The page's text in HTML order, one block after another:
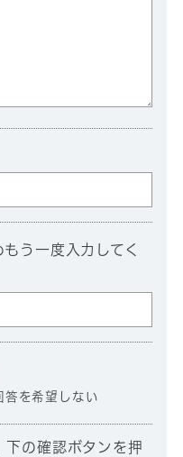
う一度入力してく
答を希望しない
下の確認ボタンを押